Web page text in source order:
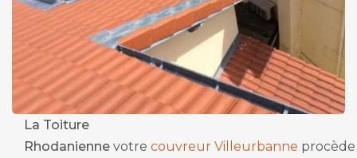
La Toiture
Rhodanienne votre couvreur Villeurbanne procède